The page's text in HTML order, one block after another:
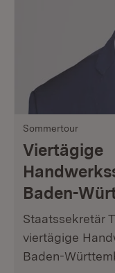
Sommertour
Viertägige
Baden-
Staatssekretär
viertägige
Baden-